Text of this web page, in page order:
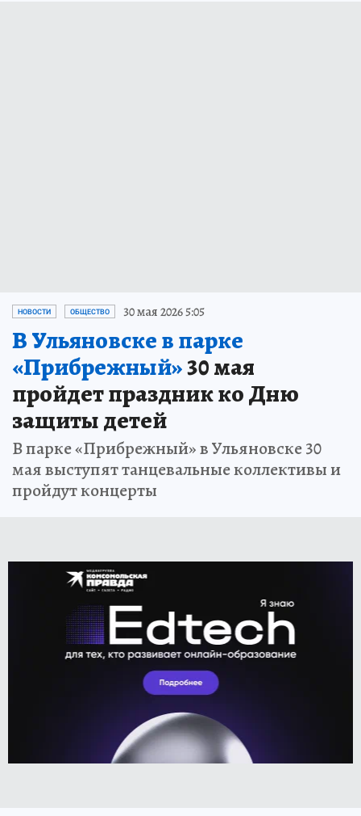
НОВОСТИ ОБЩЕСТВО 30 мая 2026 5:05
В Ульяновске в парке
«Прибрежный»30 мая
пройдет праздник ко Дню
защиты детей
В парке «Прибрежный» в Ульяновске 30
мая выступят танцевальные коллективы и
пройдут концерты